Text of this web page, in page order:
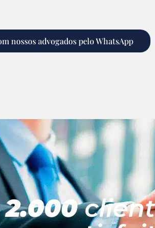
nossos advogados pelo WhatsApp